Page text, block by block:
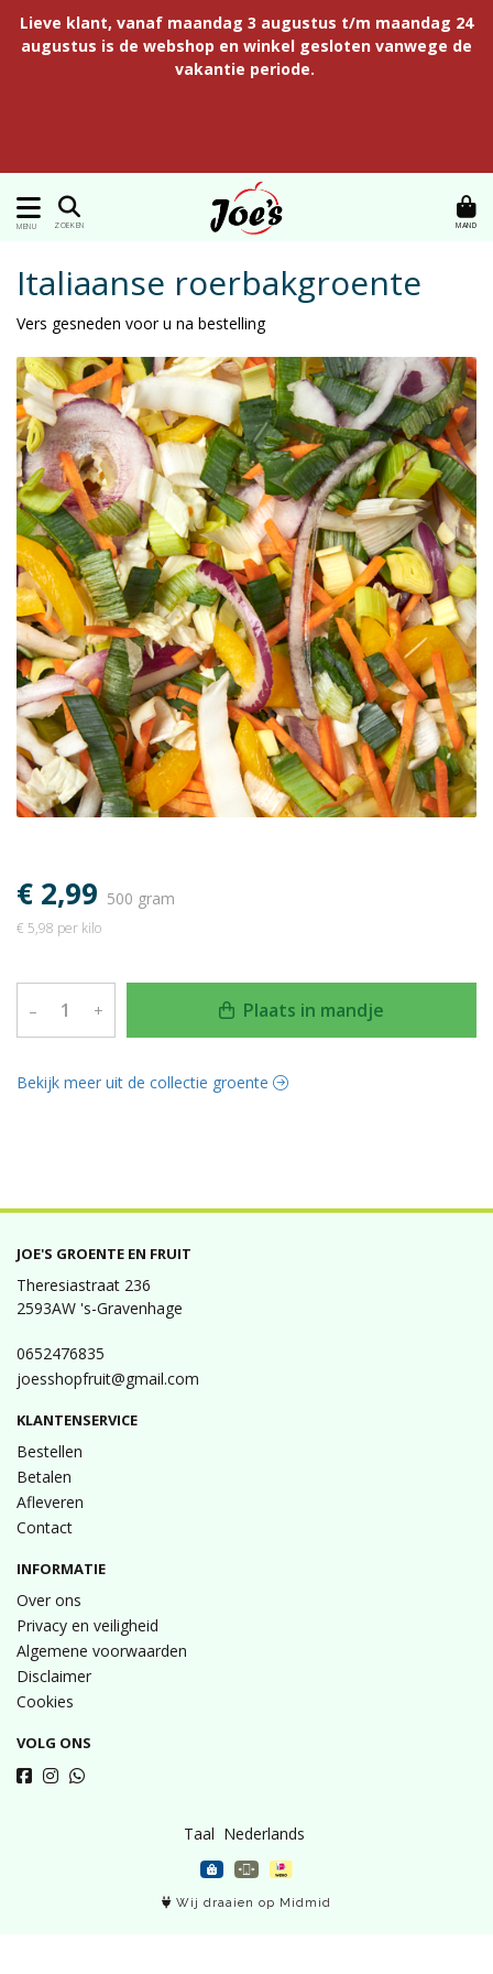
Lieve klant, vanaf maandag 3 augustus t/m maandag 24
augustus is de webshop en winkel gesloten vanwege de
vakantie periode.
MENU ZOEKEN MAND
Italiaanse roerbakgroente
Vers gesneden voor u na bestelling
€ 2,99 500 gram
€ 5,98 per kilo
– + Plaats in mandje
Bekijk meer uit de collectie groente
JOE'S GROENTE EN FRUIT
Theresiastraat 236
2593AW 's-Gravenhage
0652476835
joesshopfruit@gmail.com
KLANTENSERVICE
Bestellen
Betalen
Afleveren
Contact
INFORMATIE
Over ons
Privacy en veiligheid
Algemene voorwaarden
Disclaimer
Cookies
VOLG ONS
Taal
Wij draaien op Midmid